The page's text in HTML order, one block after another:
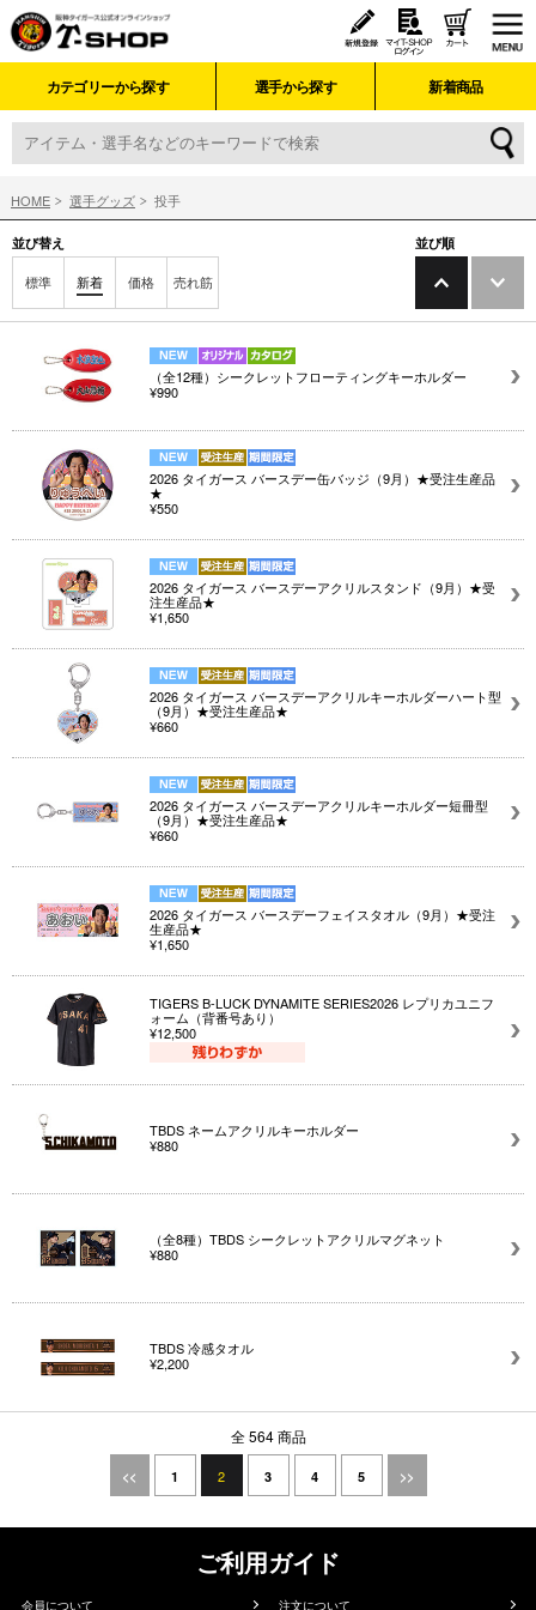
カテゴリーから探す 選手から探す 新着商品
HOME 選手グッズ 投手
並び替え
標準 新着 価格 売れ筋
並び順
（全12種）シークレットフローティングキーホルダー
¥990
2026 タイガース バースデー缶バッジ（9月）★受注生産品
★
¥550
2026 タイガース バースデーアクリルスタンド（9月）★受
注生産品★
¥1,650
2026 タイガース バースデーアクリルキーホルダーハート型
（9月）★受注生産品★
¥660
2026 タイガース バースデーアクリルキーホルダー短冊型
（9月）★受注生産品★
¥660
2026 タイガース バースデーフェイスタオル（9月）★受注
生産品★
¥1,650
TIGERS B-LUCK DYNAMITE SERIES2026 レプリカユニフ
ォーム（背番号あり）
¥12,500
TBDS ネームアクリルキーホルダー
¥880
（全8種）TBDS シークレットアクリルマグネット
¥880
TBDS 冷感タオル
¥2,200
全 564 商品
<< 1 2 3 4 5 >>
ご利用ガイド
会員について 注文について